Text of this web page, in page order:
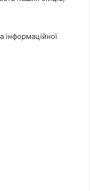
інформаційної